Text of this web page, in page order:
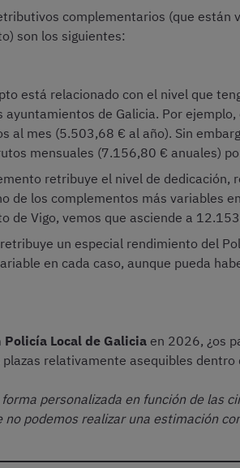
complementarios (que están
son los siguientes:
está relacionado con el nivel que
de Galicia. Por ejemplo,
al mes (5.503,68 € al año). Sin
mensuales (7.156,80 € anuales)
retribuye el nivel de dedicación,
de los complementos más variables
de Vigo, vemos que asciende a
un especial rendimiento del
en cada caso, aunque pueda
Policía Local de Galicia en 2026, ¿os
relativamente asequibles dentro
personalizada en función de las
podemos realizar una estimación